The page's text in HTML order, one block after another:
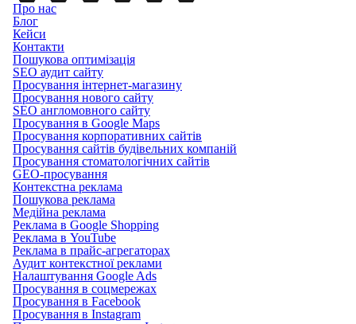
Про нас
Блог
Кейси
Контакти
Пошукова оптимізація
SEO аудит сайту
Просування інтернет-магазину
Просування нового сайту
SEO англомовного сайту
Просування в Google Maps
Просування корпоративних сайтів
Просування сайтів будівельних компаній
Просування стоматологічних сайтів
GEO-просування
Контекстна реклама
Пошукова реклама
Медійна реклама
Реклама в Google Shopping
Реклама в YouTube
Реклама в прайс-агрегаторах
Аудит контекстної реклами
Налаштування Google Ads
Просування в соцмережах
Просування в Facebook
Просування в Instagram